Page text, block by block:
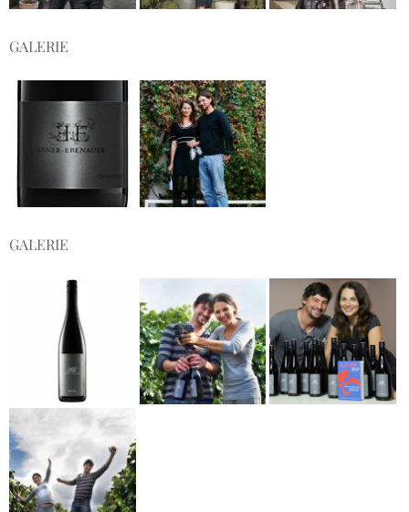
GALERIE
GALERIE